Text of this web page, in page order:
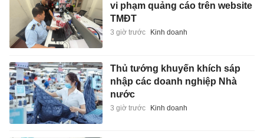
vi phạm quảng cáo trên website
TMĐT
3 giờ trước Kinh doanh
Thủ tướng khuyến khích sáp
nhập các doanh nghiệp Nhà
nước
3 giờ trước Kinh doanh